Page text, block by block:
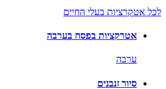
לכל אטקרציות בעלי החיים
אטרקציות בפסח בערבה
ערבה
סיור זנבנים